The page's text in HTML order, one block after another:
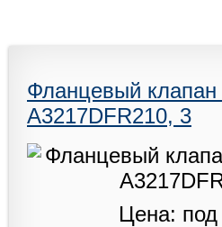
Фланцевый
A3217DFR210, 3
Цена: под